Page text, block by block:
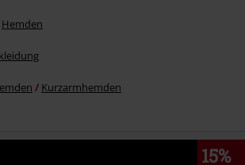
Hemden
Kurzarmhemden
15%